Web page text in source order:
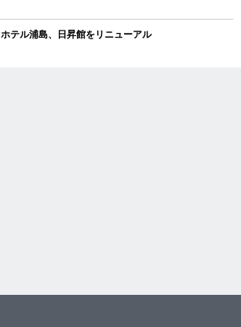
テル浦島、日昇館をリニューアル